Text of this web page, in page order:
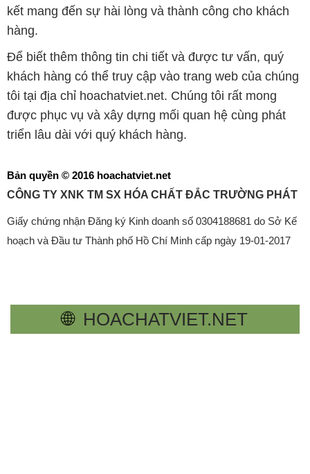
kết mang đến sự hài lòng và thành công cho khách
hàng.
Để biết thêm thông tin chi tiết và được tư vấn, quý
khách hàng có thể truy cập vào trang web của chúng
tôi tại địa chỉ hoachatviet.net. Chúng tôi rất mong
được phục vụ và xây dựng mối quan hệ cùng phát
triển lâu dài với quý khách hàng.
Bản quyền © 2016 hoachatviet.net
CÔNG TY XNK TM SX HÓA CHẤT ĐẮC TRƯỜNG PHÁT
Giấy chứng nhận Đăng ký Kinh doanh số 0304188681 do Sở Kế
hoạch và Đầu tư Thành phố Hồ Chí Minh cấp ngày 19-01-2017
🌐 HOACHATVIET.NET